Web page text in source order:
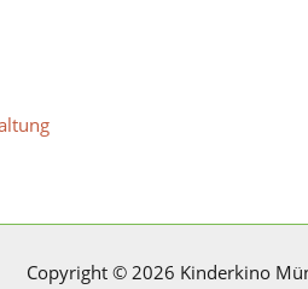
Copyright © 2026 Kinderkino